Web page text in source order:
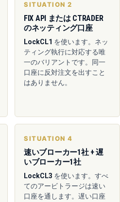
SITUATION 2
FIX API または CTRADER
のネッティング口座
LockCL1 を使います。ネッ
ティング執行に対応する唯
一のバリアントです。同一
口座に反対注文を出すこと
はありません。
SITUATION 4
速いブローカー1社 + 遅
いブローカー1社
LockCL3 を使います。すべ
てのアービトラージは速い
口座を通します。遅い口座